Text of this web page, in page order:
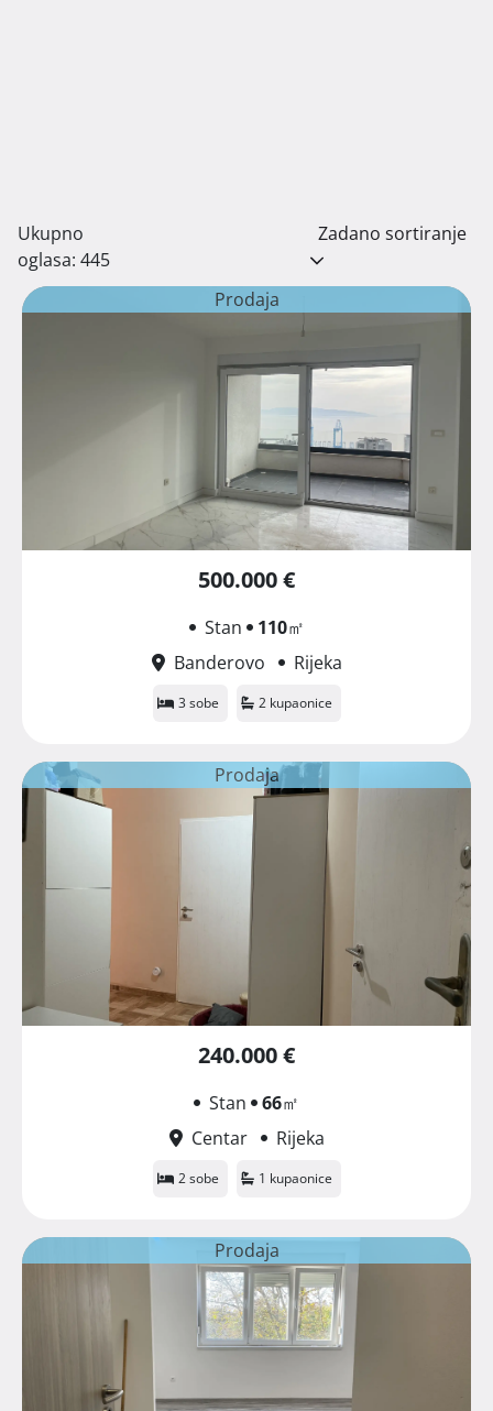
Ukupno
oglasa: 445
Zadano sortiranje
Prodaja
500.000 €
Stan 110㎡
Banderovo
Rijeka
3 sobe 2 kupaonice
Prodaja
240.000 €
Stan 66㎡
Centar
Rijeka
2 sobe 1 kupaonice
Prodaja